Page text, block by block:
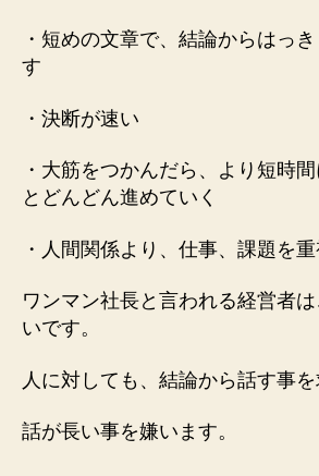
・短めの文章で、結論からはっ
す
・決断が速い
・大筋をつかんだら、より短時
とどんどん進めていく
・人間関係より、仕事、課題を
ワンマン社長と言われる経営者
いです。
人に対しても、結論から話す事を
話が長い事を嫌います。